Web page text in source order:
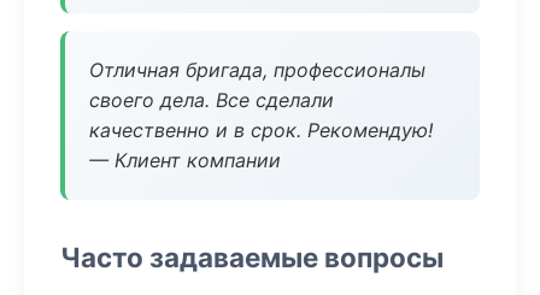
Отличная бригада, профессионалы
своего дела. Все сделали
качественно и в срок. Рекомендую!
— Клиент компании
Часто задаваемые вопросы